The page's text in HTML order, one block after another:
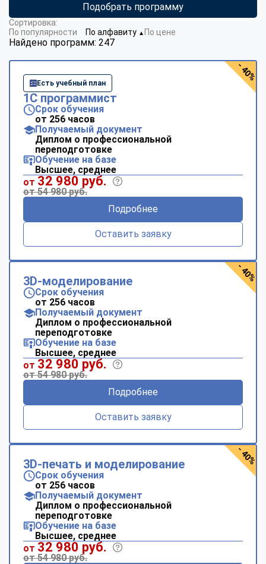
Подобрать программу
Найдено программ: 247
Сортировка:
По популярности
По алфавиту ▼ По цене
Есть учебный план
1С программист
Срок обучения
от 256 часов
Получаемый документ
Диплом о профессиональной
переподготовке
Обучение на базе
Высшее, среднее
от 32 980 руб.
от 54 980 руб.
Подробнее
Оставить заявку
- 40%
3D-моделирование
Срок обучения
от 256 часов
Получаемый документ
Диплом о профессиональной
переподготовке
Обучение на базе
Высшее, среднее
от 32 980 руб.
от 54 980 руб.
Подробнее
Оставить заявку
- 40%
3D-печать и моделирование
Срок обучения
от 256 часов
Получаемый документ
Диплом о профессиональной
переподготовке
Обучение на базе
Высшее, среднее
от 32 980 руб.
от 54 980 руб.
- 40%